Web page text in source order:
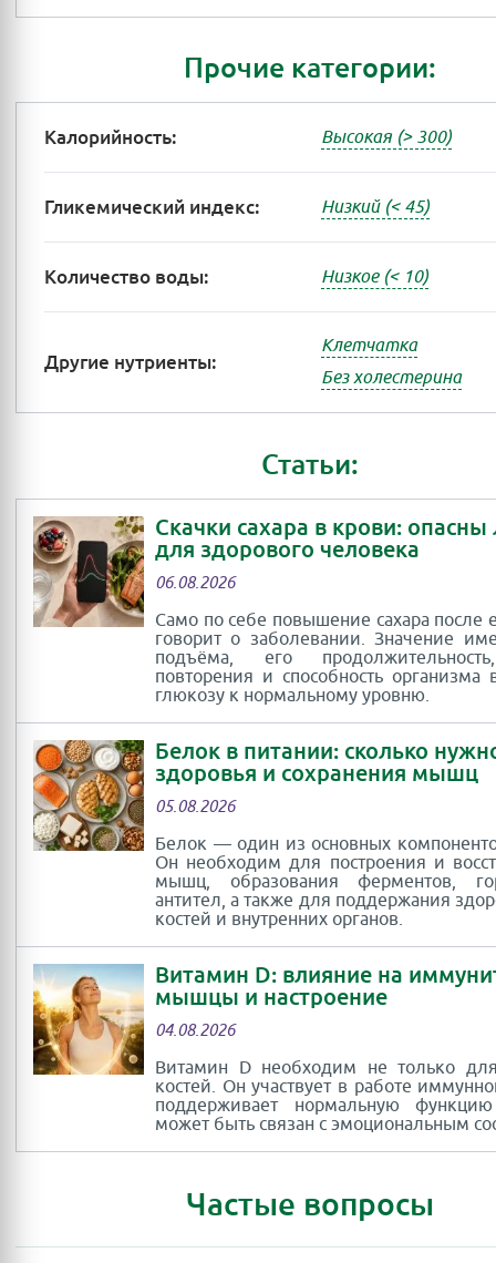
Прочие категории:
Калорийность: Высокая (> 300)
Гликемический индекс: Низкий (< 45)
Количество воды: Низкое (< 10)
Другие нутриенты:
Клетчатка
Без холестерина
Статьи:
Скачки сахара в крови: опасны
для здорового человека
06.08.2026
Само по себе повышение сахара после
говорит о заболевании. Значение
подъёма, его
повторения и способность организма
глюкозу к нормальному уровню.
Белок в питании: сколько
здоровья и сохранения мышц
05.08.2026
Белок — один из основных
Он необходим для построения и
мышц, образования ферментов,
антител, а также для поддержания
костей и внутренних органов.
Витамин D: влияние на
мышцы и настроение
04.08.2026
Витамин D необходим не только
костей. Он участвует в работе
поддерживает нормальную
может быть связан с эмоциональным
Частые вопросы